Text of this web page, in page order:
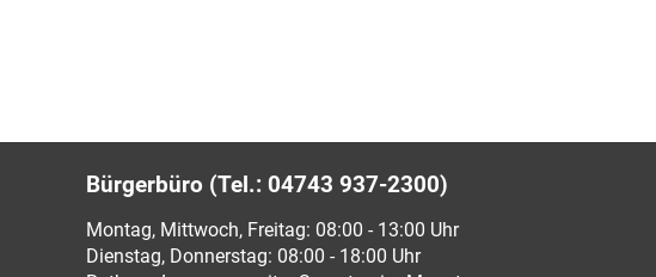
Bürgerbüro (Tel.: 04743 937-2300)
Montag, Mittwoch, Freitag: 08:00 - 13:00 Uhr
Dienstag, Donnerstag: 08:00 - 18:00 Uhr